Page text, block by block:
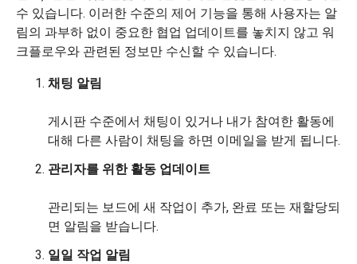
채팅 알림
게시판 수준에서 채팅이 있거나 내가 참여한 활동에
대해 다른 사람이 채팅을 하면 이메일을 받게 됩니다.
관리자를 위한 활동 업데이트
관리되는 보드에 새 작업이 추가, 완료 또는 재할당되
면 알림을 받습니다.
일일 작업 알림